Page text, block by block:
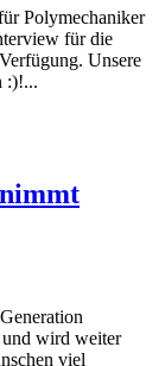
Polymechaniker
für die
Unsere
:)!...
und wird weiter
viel